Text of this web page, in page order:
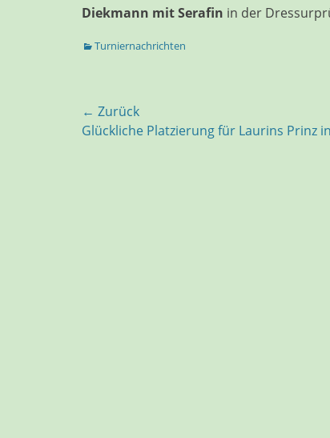
Diekmann mit Serafin in der
Kategorien
Turniernachrichten
Beitragsnavigation
← Zurück
Vorhergehender
Glückliche Platzierung für Laurins Prinz